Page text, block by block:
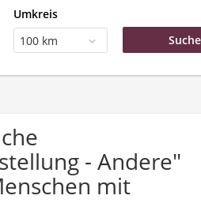
Umkreis
100 km
- Andere"
mit